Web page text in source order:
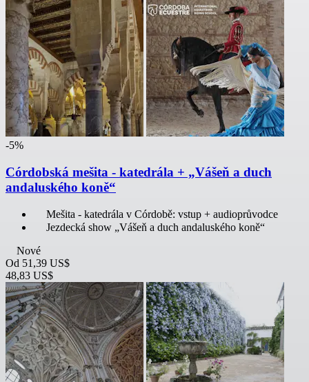
-5%
Córdobská mešita - katedrála + „Vášeň a duch
andaluského koně“
Mešita - katedrála v Córdobě: vstup + audioprůvodce
Jezdecká show „Vášeň a duch andaluského koně“
Nové
Od 51,39 US$
48,83 US$